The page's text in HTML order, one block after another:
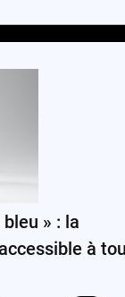
» : la
à